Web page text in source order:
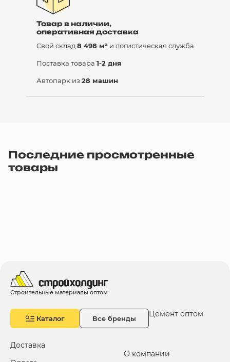
Товар в наличии,
оперативная доставка
Свой склад 8 498 м² и логистическая служба
Поставка товара 1-2 дня
Автопарк из 28 машин
Последние просмотренные
товары
Строительные материалы оптом
Каталог Все бренды Цемент оптом
Доставка
О компании